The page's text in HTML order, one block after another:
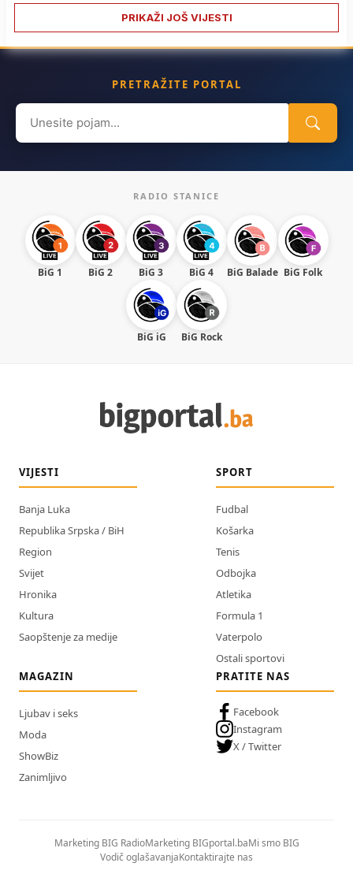
PRIKAŽI JOŠ VIJESTI
PRETRAŽITE PORTAL
Search
for:
RADIO STANICE
BiG 1 BiG 2 BiG 3 BiG 4 BiG Balade BiG Folk
BiG iG BiG Rock
VIJESTI
Banja Luka
Republika Srpska / BiH
Region
Svijet
Hronika
Kultura
Saopštenje za medije
SPORT
Fudbal
Košarka
Tenis
Odbojka
Atletika
Formula 1
Vaterpolo
Ostali sportovi
MAGAZIN
Ljubav i seks
Moda
ShowBiz
Zanimljivo
PRATITE NAS
Facebook
Instagram
X / Twitter
Marketing BIG RadioMarketing BIGportal.baMi smo BIG
Vodič oglašavanjaKontaktirajte nas